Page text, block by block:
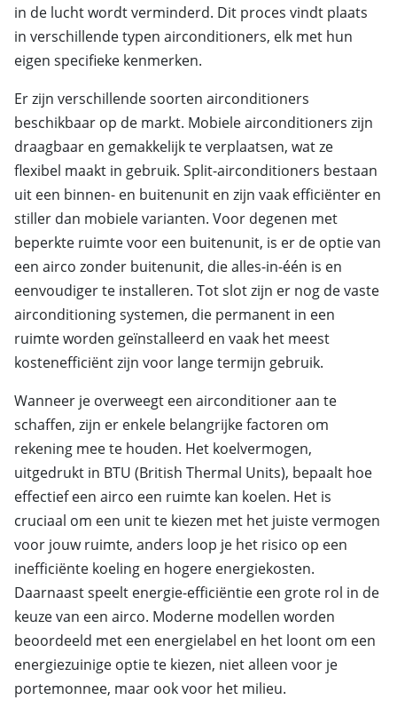
in de lucht wordt verminderd. Dit proces vindt plaats
in verschillende typen airconditioners, elk met hun
eigen specifieke kenmerken.
Er zijn verschillende soorten airconditioners
beschikbaar op de markt. Mobiele airconditioners zijn
draagbaar en gemakkelijk te verplaatsen, wat ze
flexibel maakt in gebruik. Split-airconditioners bestaan
uit een binnen- en buitenunit en zijn vaak efficiënter en
stiller dan mobiele varianten. Voor degenen met
beperkte ruimte voor een buitenunit, is er de optie van
een airco zonder buitenunit, die alles-in-één is en
eenvoudiger te installeren. Tot slot zijn er nog de vaste
airconditioning systemen, die permanent in een
ruimte worden geïnstalleerd en vaak het meest
kostenefficiënt zijn voor lange termijn gebruik.
Wanneer je overweegt een airconditioner aan te
schaffen, zijn er enkele belangrijke factoren om
rekening mee te houden. Het koelvermogen,
uitgedrukt in BTU (British Thermal Units), bepaalt hoe
effectief een airco een ruimte kan koelen. Het is
cruciaal om een unit te kiezen met het juiste vermogen
voor jouw ruimte, anders loop je het risico op een
inefficiënte koeling en hogere energiekosten.
Daarnaast speelt energie-efficiëntie een grote rol in de
keuze van een airco. Moderne modellen worden
beoordeeld met een energielabel en het loont om een
energiezuinige optie te kiezen, niet alleen voor je
portemonnee, maar ook voor het milieu.